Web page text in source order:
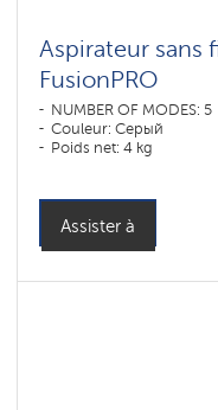
Aspirateur sans
FusionPRO
NUMBER OF MODES: 5
Couleur: Серый
Poids net: 4 kg
Assister à